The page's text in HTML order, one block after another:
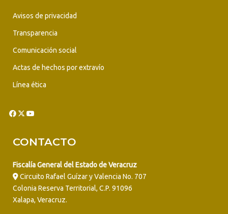
Avisos de privacidad
Transparencia
Comunicación social
Actas de hechos por extravío
Línea ética
CONTACTO
Fiscalía General del Estado de Veracruz
Circuito Rafael Guízar y Valencia No. 707
Colonia Reserva Territorial, C.P. 91096
Xalapa, Veracruz.